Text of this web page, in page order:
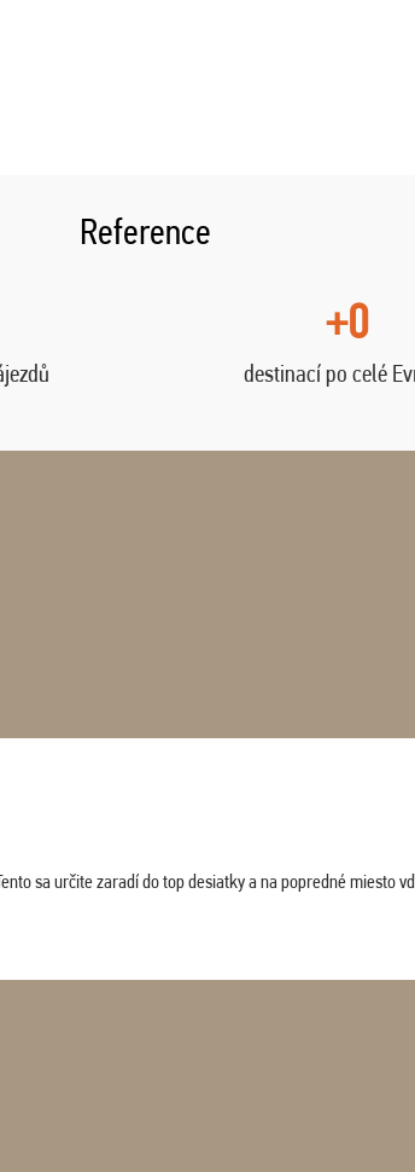
Reference
+0
destinací po celé
sa určite zaradí do top desiatky a na popredné miesto